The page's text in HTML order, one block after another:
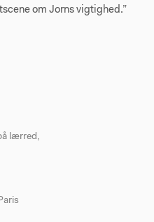
om Jorns vigtighed.”
lærred,